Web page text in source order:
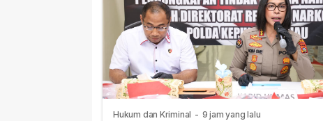
Hukum dan Kriminal - 9 jam yang lalu